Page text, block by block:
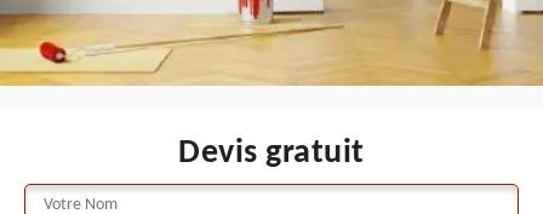
Devis gratuit